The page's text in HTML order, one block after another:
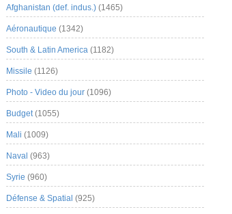
Afghanistan (def. indus.) (1465)
Aéronautique (1342)
South & Latin America (1182)
Missile (1126)
Photo - Video du jour (1096)
Budget(1055)
Mali (1009)
Naval (963)
Syrie (960)
Défense & Spatial (925)